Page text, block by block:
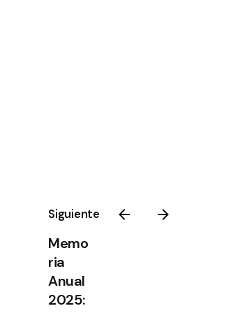
Siguiente
Memo
ria
Anual
2025: